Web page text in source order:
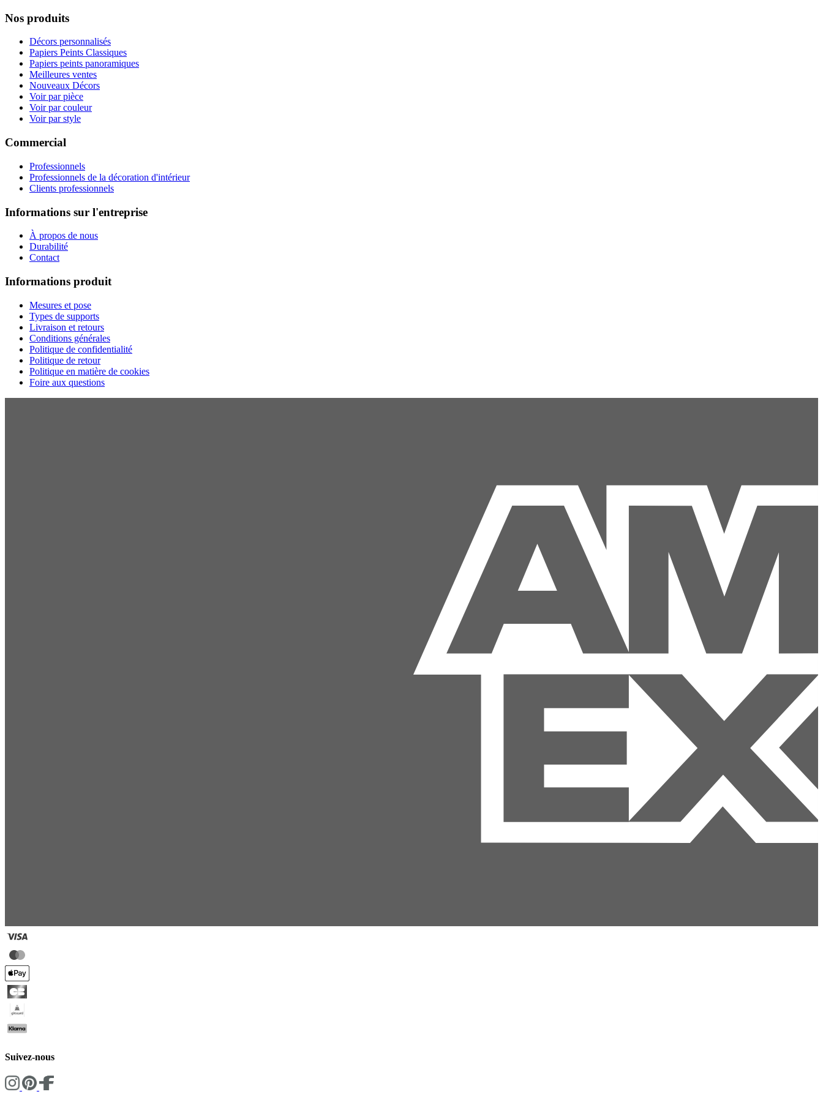
Nos produits
Décors personnalisés
Papiers Peints Classiques
Papiers peints panoramiques
Meilleures ventes
Nouveaux Décors
Voir par pièce
Voir par couleur
Voir par style
Commercial
Professionnels
Professionnels de la décoration d'intérieur
Clients professionnels
Informations sur l'entreprise
À propos de nous
Durabilité
Contact
Informations produit
Mesures et pose
Types de supports
Livraison et retours
Conditions générales
Politique de confidentialité
Politique de retour
Politique en matière de cookies
Foire aux questions
Suivez-nous